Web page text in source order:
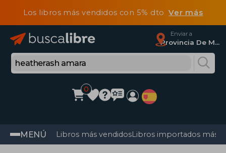
Los libros más vendidos con 5% dtoVer más
Enviar a
Provincia De Madrid
0
MENÚ Libros más vendidosLibros importados más